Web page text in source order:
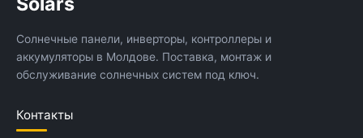
Солнечные панели, инверторы, контроллеры и
аккумуляторы в Молдове. Поставка, монтаж и
обслуживание солнечных систем под ключ.
Контакты